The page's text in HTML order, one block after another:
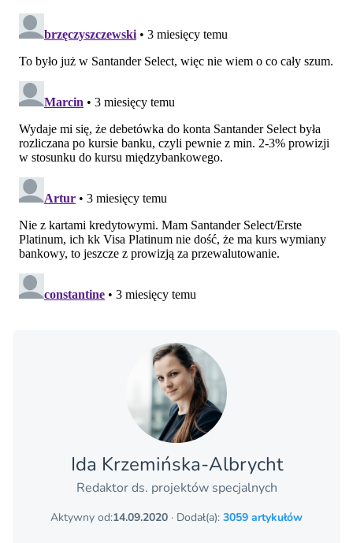
Ida Krzemińska-Albrycht
Redaktor ds. projektów specjalnych
Aktywny od:14.09.2020 · Dodał(a): 3059 artykułów